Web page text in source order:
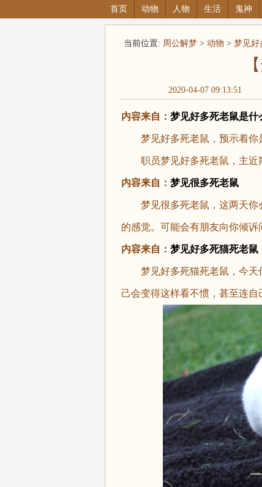
首页 动物 人物 生活 鬼神
当前位置: 周公解梦> 动物 > 梦见好
2020-04-07 09:13:51
内容来自： 梦见好多死老鼠是什
梦见好多死老鼠，预示着你
职员梦见好多死老鼠，主
内容来自： 梦见很多死老鼠
梦见很多死老鼠，这两天你
的感觉。可能会有朋友向你倾
内容来自： 梦见好多死猫死老鼠
梦见好多死猫死老鼠，今天
己会变得这样看不惯，甚至连